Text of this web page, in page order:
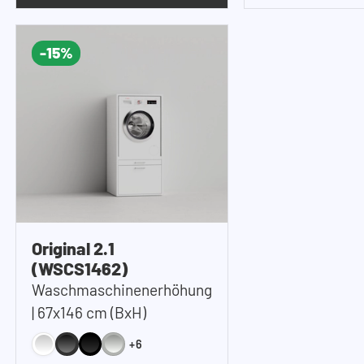
Es ist zu beachten, dass unsere
Waschmaschinenschränke nach dem
ohne Maschinen geliefert werden.
-15%
Original 2.1
(WSCS1462)
Waschmaschinenerhöhung
| 67x146 cm (BxH)
+6